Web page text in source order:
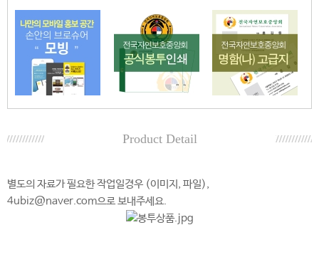
Product Detail
별도의 자료가 필요한 작업일경우 (이미지, 파일),
4ubiz@naver.com으로 보내주세요.